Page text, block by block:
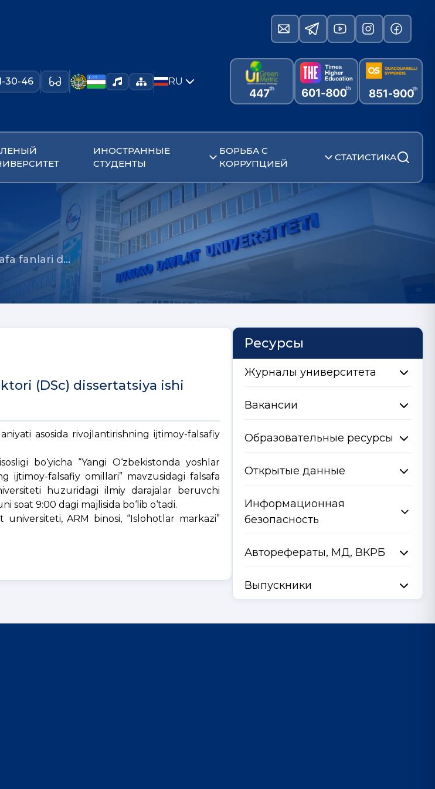
30-46 RU
ИНОСТРАННЫЕ
СТУДЕНТЫ
БОРЬБА С
КОРРУПЦИЕЙ
СТАТИСТИКА
fanlari d…
(DSc) dissertatsiya ishi
asosida rivojlantirishning ijtimoy-falsafiy
bo‘yicha “Yangi O‘zbekistonda yoshlar
ijtimoy-falsafiy omillari” mavzusidagi falsafa
huzuridagi ilmiy darajalar beruvchi
soat 9:00 dagi majlisida bo‘lib o‘tadi.
universiteti, ARM binosi, “Islohotlar markazi”
Ресурсы
Журналы университета
Вакансии
Образовательные ресурсы
Открытые данные
Информационная
безопасность
Авторефераты, МД, ВКРБ
Выпускники